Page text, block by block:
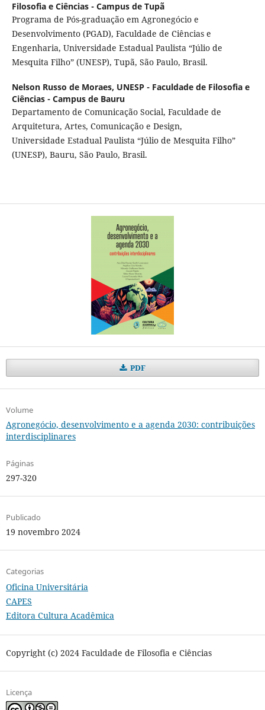
Filosofia e Ciências - Campus de Tupã
Programa de Pós-graduação em Agronegócio e
Desenvolvimento (PGAD), Faculdade de Ciências e
Engenharia, Universidade Estadual Paulista “Júlio de
Mesquita Filho” (UNESP), Tupã, São Paulo, Brasil.
Nelson Russo de Moraes, UNESP - Faculdade de Filosofia e
Ciências - Campus de Bauru
Departamento de Comunicação Social, Faculdade de
Arquitetura, Artes, Comunicação e Design,
Universidade Estadual Paulista “Júlio de Mesquita Filho”
(UNESP), Bauru, São Paulo, Brasil.
PDF
Volume
Agronegócio, desenvolvimento e a agenda 2030: contribuições
interdisciplinares
Páginas
297-320
Publicado
19 novembro 2024
Categorias
Oficina Universitária
CAPES
Editora Cultura Acadêmica
Copyright (c) 2024 Faculdade de Filosofia e Ciências
Licença